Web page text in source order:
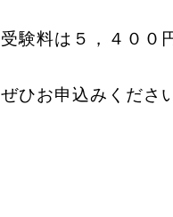
受験料は５，４０
ぜひお申込みくださ